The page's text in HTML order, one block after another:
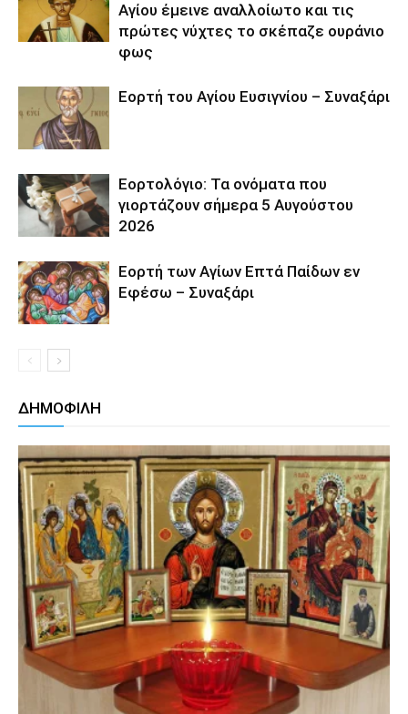
Αγίου έμεινε αναλλοίωτο και τις
πρώτες νύχτες το σκέπαζε ουράνιο
φως
Εορτή του Αγίου Ευσιγνίου – Συναξάρι
Εορτολόγιο: Τα ονόματα που
γιορτάζουν σήμερα 5 Αυγούστου
2026
Εορτή των Αγίων Επτά Παίδων εν
Εφέσω – Συναξάρι
ΔΗΜΟΦΙΛΗ